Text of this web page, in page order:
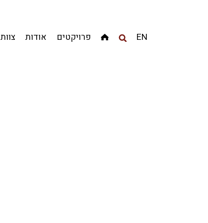
EN פרויקטים אודות צוות